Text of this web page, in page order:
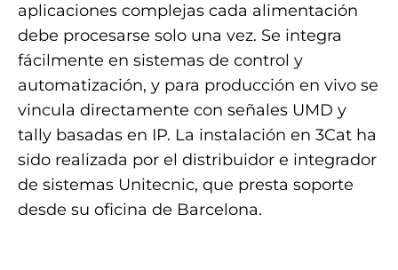
aplicaciones complejas cada alimentación
debe procesarse solo una vez. Se integra
fácilmente en sistemas de control y
automatización, y para producción en vivo se
vincula directamente con señales UMD y
tally basadas en IP. La instalación en 3Cat ha
sido realizada por el distribuidor e integrador
de sistemas Unitecnic, que presta soporte
desde su oficina de Barcelona.